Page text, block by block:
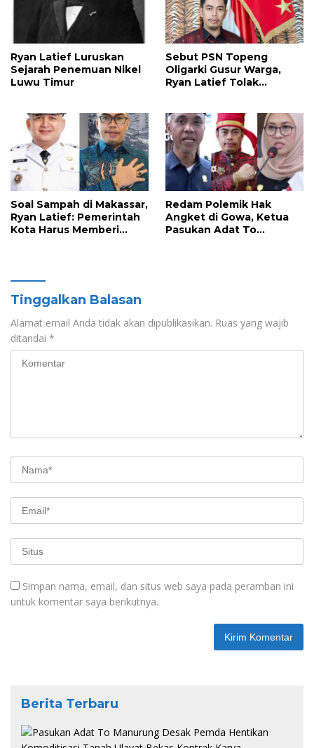
Ryan Latief Luruskan
Sejarah Penemuan Nikel
Luwu Timur
Sebut PSN Topeng
Oligarki Gusur Warga,
Ryan Latief Tolak
Soal Sampah di Makassar,
Ryan Latief: Pemerintah
Kota Harus Memberi
Redam Polemik Hak
Angket di Gowa, Ketua
Pasukan Adat To
Tinggalkan Balasan
Alamat email Anda tidak akan dipublikasikan. Ruas yang wajib
ditandai *
Simpan nama, email, dan situs web saya pada peramban ini
untuk komentar saya berikutnya.
Berita Terbaru